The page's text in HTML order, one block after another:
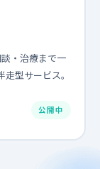
・治療まで一
型サービス。
公開中